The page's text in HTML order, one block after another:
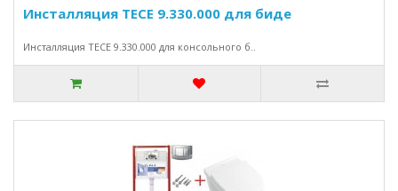
Инсталляция TECE 9.330.000 для биде
Инсталляция TECE 9.330.000 для консольного б..